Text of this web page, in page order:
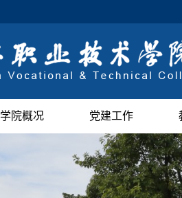
学院概况 党建工作